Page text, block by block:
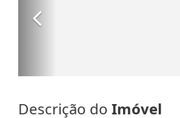
Descrição do Imóvel